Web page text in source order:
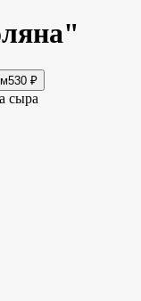
530 ₽
сыра